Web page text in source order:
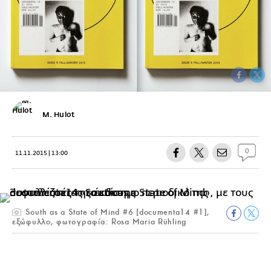
M. Hulot
11.11.2015 | 13:00 0
South as a State of Mind #6 [documenta14 #1],
εξώφυλλο, φωτογραφία: Rosa Maria Rühling